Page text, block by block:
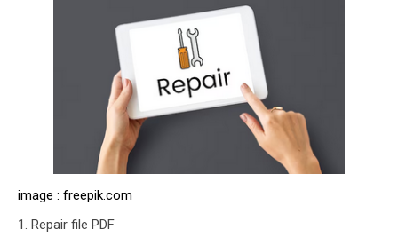
image : freepik.com
1. Repair file PDF